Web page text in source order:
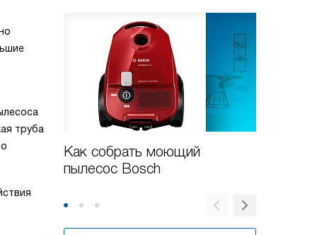
Как собрать моющий
пылесос Bosch
труба